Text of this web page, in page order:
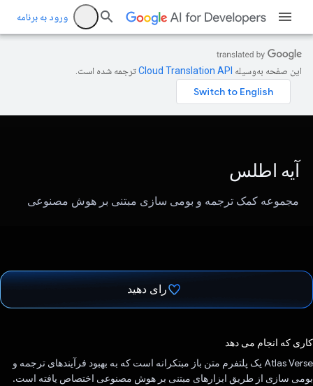
ورود به برنامه
این صفحه به‌وسیله ترجمه شده است.
آیه اطلس
مجموعه کمک ترجمه و بومی سازی مبتنی بر هوش مصنوعی
رای دهید
کاری که انجام می دهد
Atlas Verse یک پلتفرم متن باز مبتکرانه است که به بهبود فرآیندهای ترجمه و
بومی سازی از طریق ابزارهای مبتنی بر هوش مصنوعی اختصاص یافته است.